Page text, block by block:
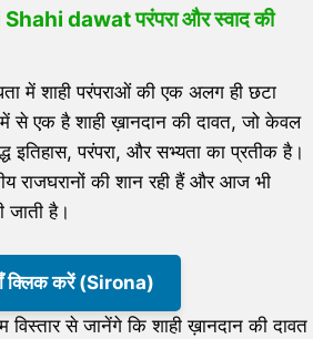
dawat परंपरा और स्वाद की
में शाही परंपराओं की एक अलग ही छटा
से एक है शाही ख़ानदान की दावत, जो केवल
इतिहास, परंपरा, और सभ्यता का प्रतीक है।
राजघरानों की शान रही हैं और आज भी
जाती है।
क्लिक करें (Sirona)
से जानेंगे कि शाही ख़ानदान की दावत